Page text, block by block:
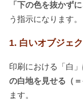
「下の色を抜かず
う指示になります。
1. 白いオブジェ
印刷における「白
の白地を見せる（＝
ます。